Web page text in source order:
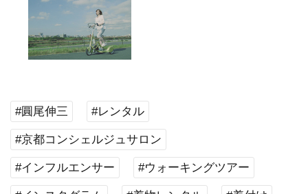
#圓尾伸三 #レンタル
#京都コンシェルジュサロン
#インフルエンサー #ウォーキングツアー